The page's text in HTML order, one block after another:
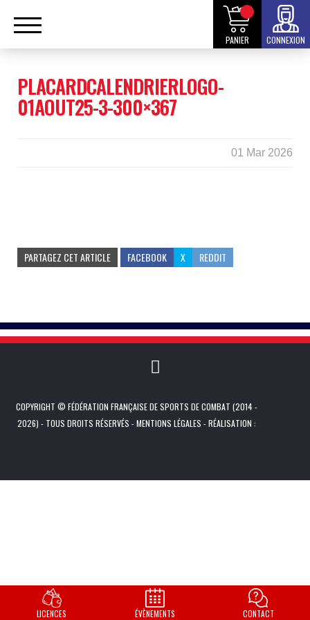
PANIER CONNEXION
PLACARDCALENDRIERLOGO-
01AOUT25-3-300×367
01 Mar 2026
PARTAGEZ CET ARTICLE FACEBOOK X REDDIT
COPYRIGHT © FÉDÉRATION FRANÇAISE DE SPORTS DE COMBAT (2014 -
2026) - TOUS DROITS RÉSERVÉS -MENTIONS LÉGALES - RÉALISATION :
LICENCES ÉVÈNEMENTS CONTACT